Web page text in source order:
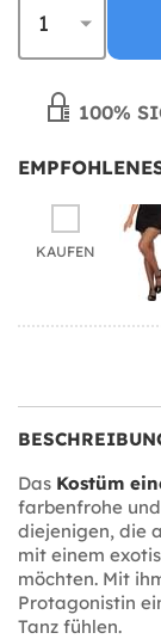
100%
KAUFEN
Das Kostüm
farbenfrohe
diejenigen, die
mit einem
möchten. Mit
Protagonistin
Tanz fühlen.